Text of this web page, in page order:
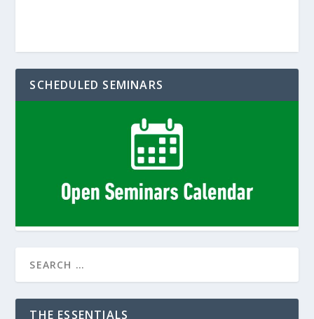
SCHEDULED SEMINARS
THE ESSENTIALS